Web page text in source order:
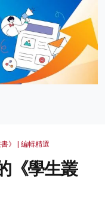
》 | 編輯精選
《學生叢